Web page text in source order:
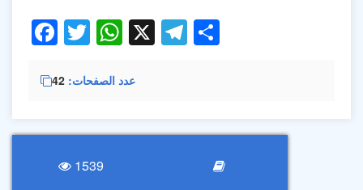
Facebook
Twitter
WhatsApp
X Telegram
عدد الصفحات 42
1539